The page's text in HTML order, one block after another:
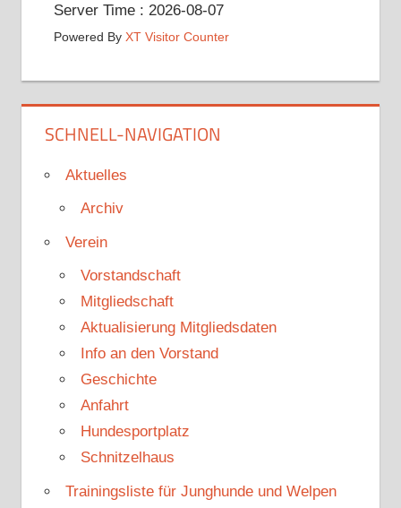
Server Time : 2026-08-07
Powered By XT Visitor Counter
SCHNELL-NAVIGATION
Aktuelles
Archiv
Verein
Vorstandschaft
Mitgliedschaft
Aktualisierung Mitgliedsdaten
Info an den Vorstand
Geschichte
Anfahrt
Hundesportplatz
Schnitzelhaus
Trainingsliste für Junghunde und Welpen